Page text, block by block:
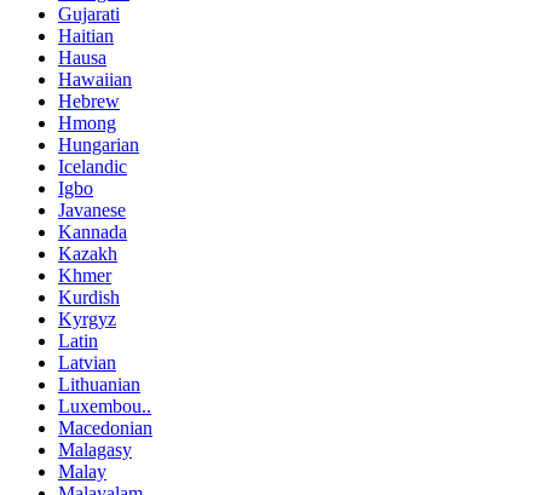
Gujarati
Haitian
Hausa
Hawaiian
Hebrew
Hmong
Hungarian
Icelandic
Igbo
Javanese
Kannada
Kazakh
Khmer
Kurdish
Kyrgyz
Latin
Latvian
Lithuanian
Luxembou..
Macedonian
Malagasy
Malay